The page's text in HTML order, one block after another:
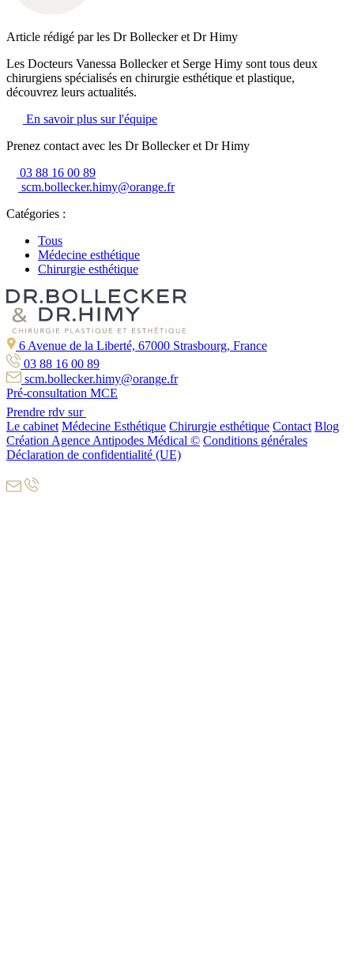
Article rédigé par les Dr Bollecker et Dr Himy
Les Docteurs Vanessa Bollecker et Serge Himy sont tous deux
chirurgiens spécialisés en chirurgie esthétique et plastique,
découvrez leurs actualités.
En savoir plus sur l'équipe
Prenez contact avec les Dr Bollecker et Dr Himy
03 88 16 00 89
scm.bollecker.himy@orange.fr
Catégories :
Tous
Médecine esthétique
Chirurgie esthétique
6 Avenue de la Liberté, 67000 Strasbourg, France
03 88 16 00 89
scm.bollecker.himy@orange.fr
Pré-consultation MCE
Prendre rdv sur
Le cabinet Médecine Esthétique Chirurgie esthétique Contact Blog
Création Agence Antipodes Médical © Conditions générales
Déclaration de confidentialité (UE)